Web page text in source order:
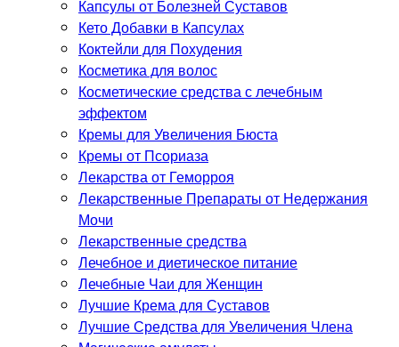
Капсулы от Болезней Суставов
Кето Добавки в Капсулах
Коктейли для Похудения
Косметика для волос
Косметические средства с лечебным
эффектом
Кремы для Увеличения Бюста
Кремы от Псориаза
Лекарства от Геморроя
Лекарственные Препараты от Недержания
Мочи
Лекарственные средства
Лечебное и диетическое питание
Лечебные Чаи для Женщин
Лучшие Крема для Суставов
Лучшие Средства для Увеличения Члена